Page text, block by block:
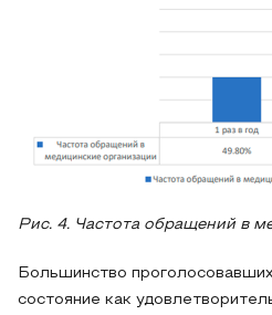
Рис. 4. Частота обращений в
Большинство
состояние как